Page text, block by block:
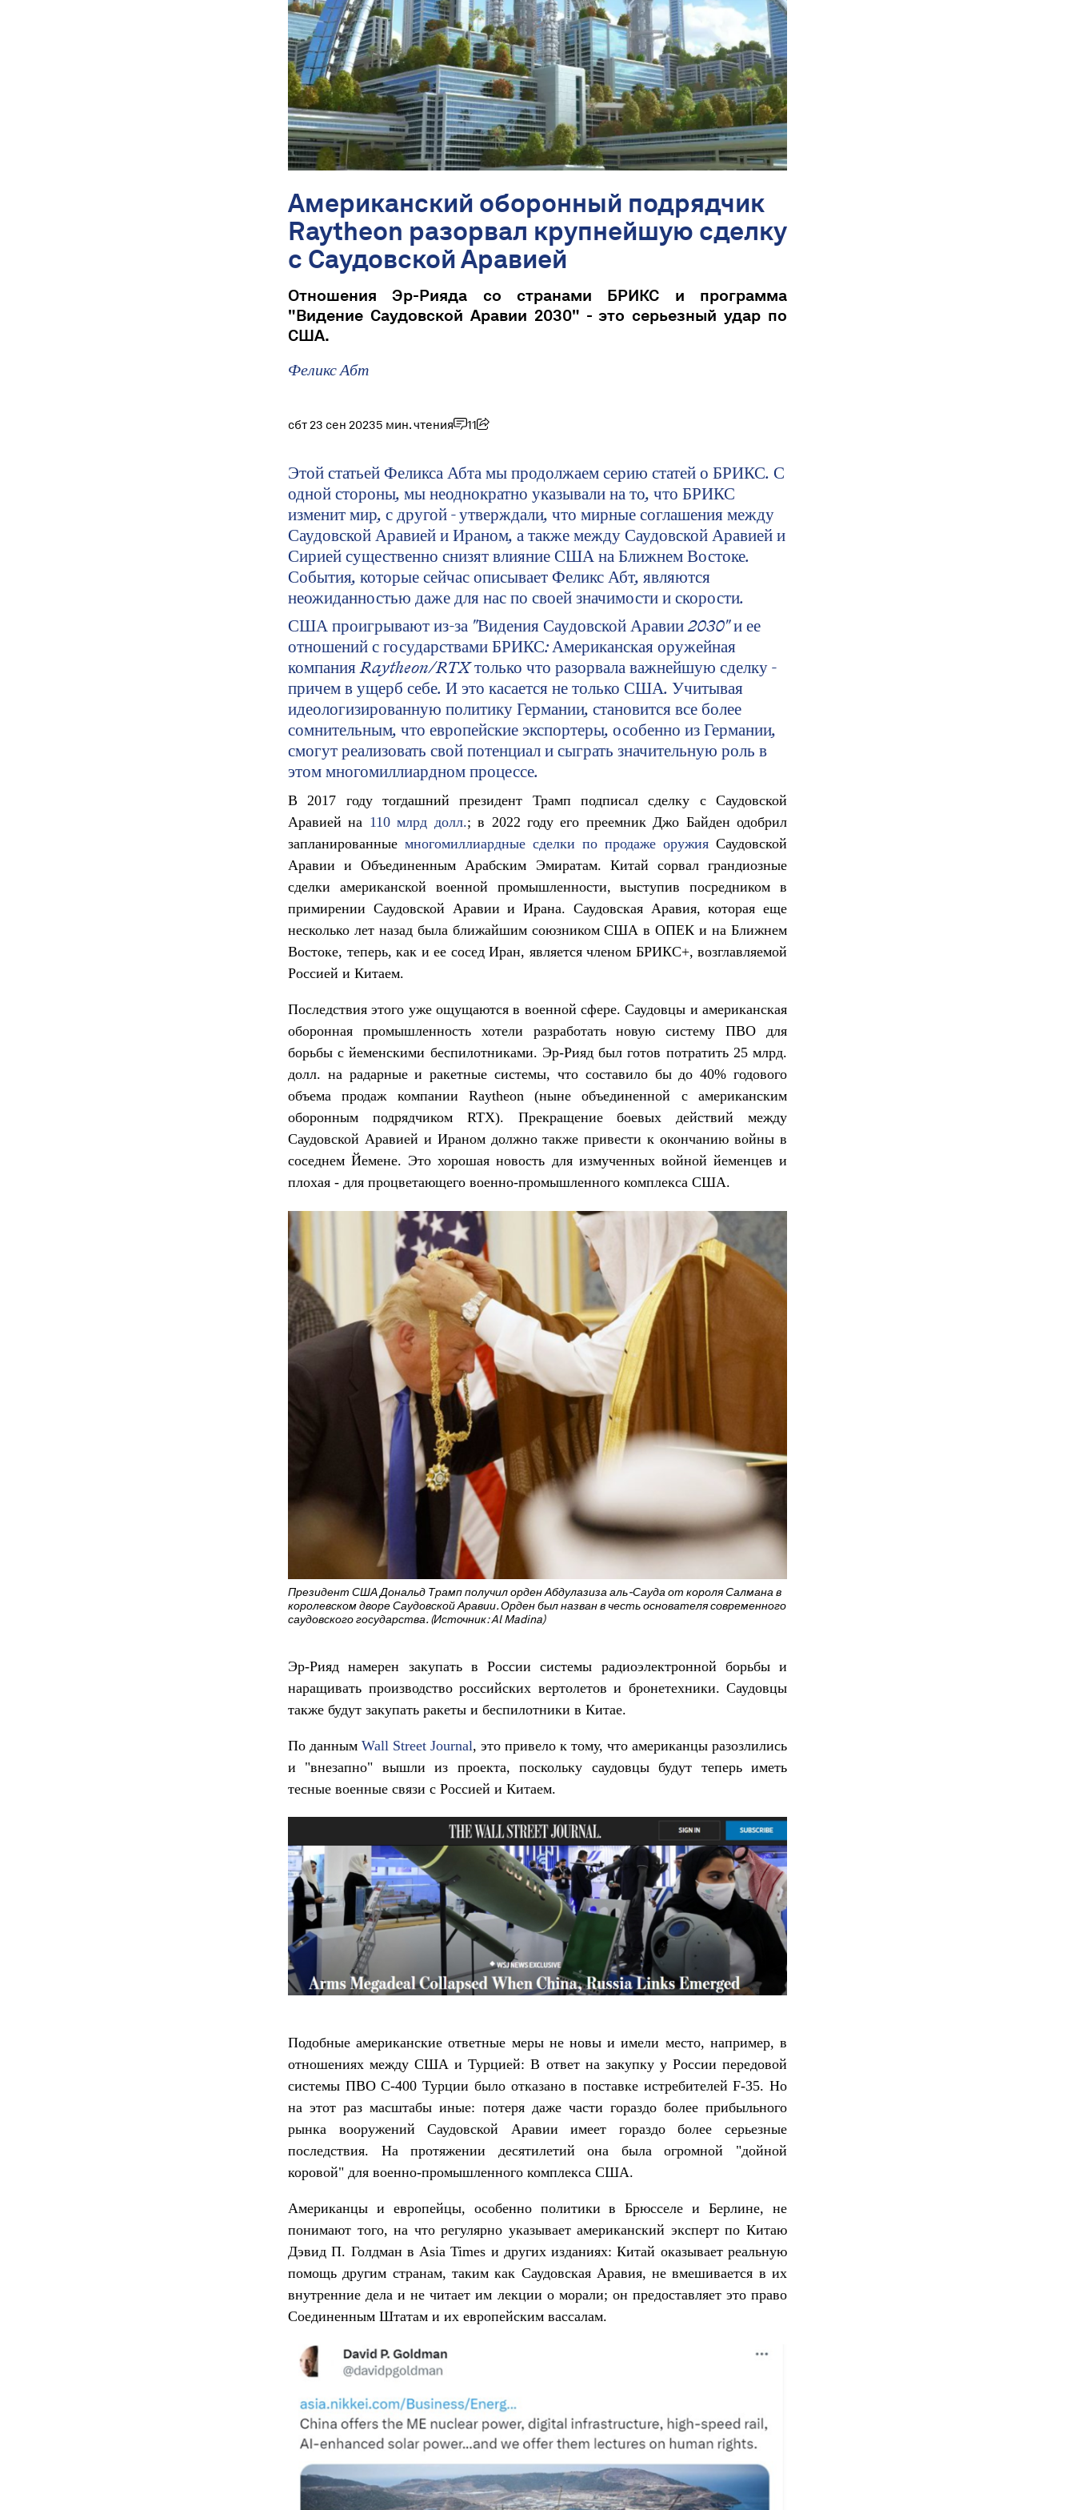
Американский оборонный подрядчик
Raytheon разорвал крупнейшую сделку
с Саудовской Аравией
Отношения Эр-Рияда со странами БРИКС и программа
"Видение Саудовской Аравии 2030" - это серьезный удар по
США.
Феликс Абт
сбт 23 сен 20235 мин. чтения 11
Этой статьей Феликса Абта мы продолжаем серию статей о БРИКС. С
одной стороны, мы неоднократно указывали на то, что БРИКС
изменит мир, с другой - утверждали, что мирные соглашения между
Саудовской Аравией и Ираном, а также между Саудовской Аравией и
Сирией существенно снизят влияние США на Ближнем Востоке.
События, которые сейчас описывает Феликс Абт, являются
неожиданностью даже для нас по своей значимости и скорости.
США проигрывают из-за "Видения Саудовской Аравии 2030" и ее
отношений с государствами БРИКС: Американская оружейная
компания Raytheon/RTX только что разорвала важнейшую сделку -
причем в ущерб себе. И это касается не только США. Учитывая
идеологизированную политику Германии, становится все более
сомнительным, что европейские экспортеры, особенно из Германии,
смогут реализовать свой потенциал и сыграть значительную роль в
этом многомиллиардном процессе.
В 2017 году тогдашний президент Трамп подписал сделку с Саудовской
Аравией на 110 млрд долл.; в 2022 году его преемник Джо Байден одобрил
запланированные многомиллиардные сделки по продаже оружия Саудовской
Аравии и Объединенным Арабским Эмиратам. Китай сорвал грандиозные
сделки американской военной промышленности, выступив посредником в
примирении Саудовской Аравии и Ирана. Саудовская Аравия, которая еще
несколько лет назад была ближайшим союзником США в ОПЕК и на Ближнем
Востоке, теперь, как и ее сосед Иран, является членом БРИКС+, возглавляемой
Россией и Китаем.
Последствия этого уже ощущаются в военной сфере. Саудовцы и американская
оборонная промышленность хотели разработать новую систему ПВО для
борьбы с йеменскими беспилотниками. Эр-Рияд был готов потратить 25 млрд.
долл. на радарные и ракетные системы, что составило бы до 40% годового
объема продаж компании Raytheon (ныне объединенной с американским
оборонным подрядчиком RTX). Прекращение боевых действий между
Саудовской Аравией и Ираном должно также привести к окончанию войны в
соседнем Йемене. Это хорошая новость для измученных войной йеменцев и
плохая - для процветающего военно-промышленного комплекса США.
Президент США Дональд Трамп получил орден Абдулазиза аль-Сауда от короля Салмана в
королевском дворе Саудовской Аравии. Орден был назван в честь основателя современного
саудовского государства. (Источник: Al Madina)
Эр-Рияд намерен закупать в России системы радиоэлектронной борьбы и
наращивать производство российских вертолетов и бронетехники. Саудовцы
также будут закупать ракеты и беспилотники в Китае.
По данным Wall Street Journal, это привело к тому, что американцы разозлились
и "внезапно" вышли из проекта, поскольку саудовцы будут теперь иметь
тесные военные связи с Россией и Китаем.
Подобные американские ответные меры не новы и имели место, например, в
отношениях между США и Турцией: В ответ на закупку у России передовой
системы ПВО С-400 Турции было отказано в поставке истребителей F-35. Но
на этот раз масштабы иные: потеря даже части гораздо более прибыльного
рынка вооружений Саудовской Аравии имеет гораздо более серьезные
последствия. На протяжении десятилетий она была огромной "дойной
коровой" для военно-промышленного комплекса США.
Американцы и европейцы, особенно политики в Брюсселе и Берлине, не
понимают того, на что регулярно указывает американский эксперт по Китаю
Дэвид П. Голдман в Asia Times и других изданиях: Китай оказывает реальную
помощь другим странам, таким как Саудовская Аравия, не вмешивается в их
внутренние дела и не читает им лекции о морали; он предоставляет это право
Соединенным Штатам и их европейским вассалам.